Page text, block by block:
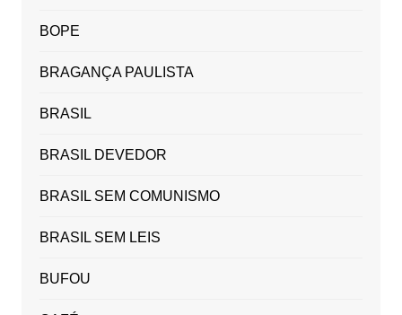
BOPE
BRAGANÇA PAULISTA
BRASIL
BRASIL DEVEDOR
BRASIL SEM COMUNISMO
BRASIL SEM LEIS
BUFOU